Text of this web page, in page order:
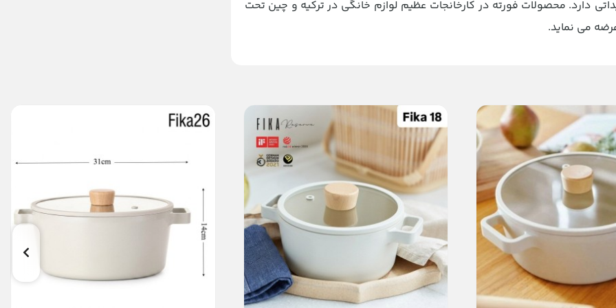
دارد. محصولات فورته در کارخانجات عظیم لوازم خانگی در ترکیه و چین تحت
می نماید.